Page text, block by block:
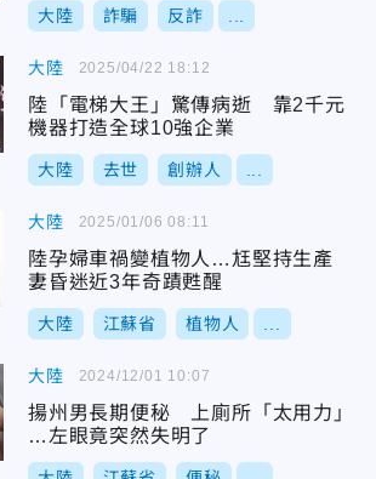
大陸 詐騙 反詐
大陸
陸「電梯大王」驚傳病逝 靠2千元
機器打造全球10強企業
大陸 去世 創辦人
2025/04/22 18:12
大陸
陸孕婦車禍變植物人…尪堅持生產
妻昏迷近3年奇蹟甦醒
大陸 江蘇省 植物人
2025/01/06 08:11
大陸
揚州男長期便秘 上廁所「太用力」
…左眼竟突然失明了
2024/12/01 10:07